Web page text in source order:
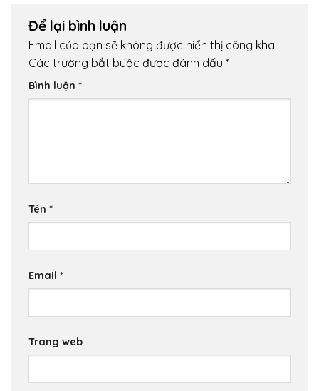
Để lại bình luận
Email của bạn sẽ không được hiển thị công khai.
Các trường bắt buộc được đánh dấu *
Bình luận *
Tên *
Email *
Trang web